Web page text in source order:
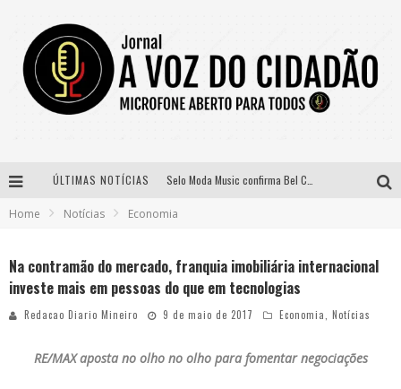
ÚLTIMAS NOTÍCIAS
Home Notícias Economia
Na contramão do mercado, franquia imobiliária internacional
investe mais em pessoas do que em tecnologias
Redacao Diario Mineiro 9 de maio de 2017 Economia Notícias
RE/MAX aposta no olho no olho para fomentar negociações